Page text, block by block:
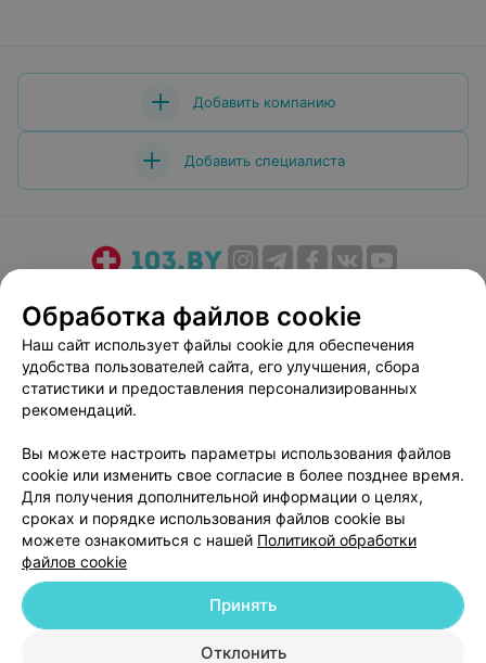
Добавить компанию
Добавить специалиста
Медицинский маркетинг
Публичный договор
Пользовательское соглашение
Способы оплаты
Вакансии
Партнеры
Написать руководителю 103.by
Персональные настройки cookie
Обработка персональных данных
© 2026 ООО «Артокс Лаб», УНП 191700409| 220012, Республика Беларусь,
Обработка файлов cookie
Наш сайт использует файлы cookie для обеспечения
удобства пользователей сайта, его улучшения, сбора
статистики и предоставления персонализированных
рекомендаций.
Вы можете настроить параметры использования файлов
cookie или изменить свое согласие в более позднее время.
Для получения дополнительной информации о целях,
сроках и порядке использования файлов cookie вы
можете ознакомиться с нашей Политикой обработки
файлов cookie
Отклонить
Принять